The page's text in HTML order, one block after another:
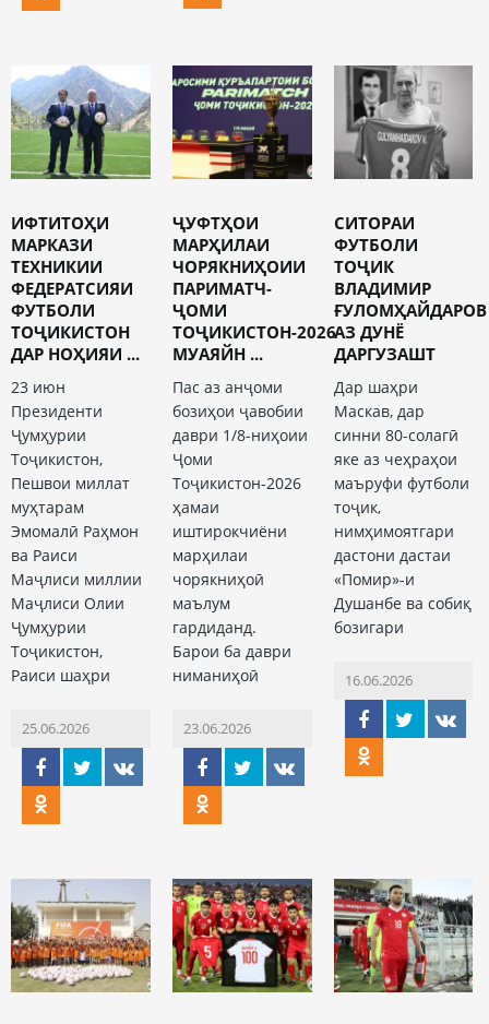
ИФТИТОҲИ
МАРКАЗИ
ТЕХНИКИИ
ФЕДЕРАТСИЯИ
ФУТБОЛИ
ТОҶИКИСТОН
ДАР НОҲИЯИ ...
23 июн
Президенти
Ҷумҳурии
Тоҷикистон,
Пешвои миллат
муҳтарам
Эмомалӣ Раҳмон
ва Раиси
Маҷлиси миллии
Маҷлиси Олии
Ҷумҳурии
Тоҷикистон,
Раиси шаҳри
25.06.2026
ҶУФТҲОИ
МАРҲИЛАИ
ЧОРЯКНИҲОИИ
ПАРИМАТЧ-
ҶОМИ
ТОҶИКИСТОН-2026
МУАЯЙН ...
Пас аз анҷоми
бозиҳои ҷавобии
даври 1/8-ниҳоии
Ҷоми
Тоҷикистон-2026
ҳамаи
иштирокчиёни
марҳилаи
чорякниҳоӣ
маълум
гардиданд.
Барои ба даври
ниманиҳоӣ
23.06.2026
СИТОРАИ
ФУТБОЛИ
ТОҶИК
ВЛАДИМИР
ҒУЛОМҲАЙДАРОВ
АЗ ДУНЁ
ДАРГУЗАШТ
Дар шаҳри
Маскав, дар
синни 80-солагӣ
яке аз чеҳраҳои
маъруфи футболи
тоҷик,
нимҳимоятгари
дастони дастаи
«Помир»-и
Душанбе ва собиқ
бозигари
16.06.2026